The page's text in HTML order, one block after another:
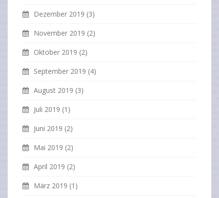
Dezember 2019 (3)
November 2019 (2)
Oktober 2019 (2)
September 2019 (4)
August 2019 (3)
Juli 2019 (1)
Juni 2019 (2)
Mai 2019 (2)
April 2019 (2)
März 2019 (1)